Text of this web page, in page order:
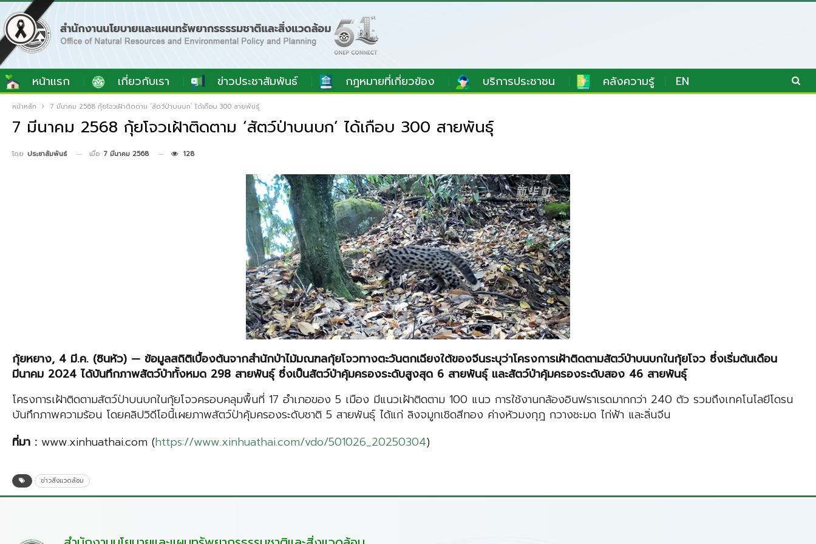
หน้าแรก เกี่ยวกับเรา ข่าวประชาสัมพันธ์ กฎหมายที่เกี่ยวข้อง บริการประชาชน คลังความรู้ EN
หน้าหลัก 7 มีนาคม 2568 กุ้ยโจวเฝ้าติดตาม ‘สัตว์ป่าบนบก’ ได้เกือบ 300 สายพันธุ์
7 มีนาคม 2568 กุ้ยโจวเฝ้าติดตาม ‘สัตว์ป่าบนบก’ ได้เกือบ 300 สายพันธุ์
โดย ประชาสัมพันธ์ เมื่อ 7 มีนาคม 2568 128
กุ้ยหยาง, 4 มี.ค. (ซินหัว) — ข้อมูลสถิติเบื้องต้นจากสำนักป่าไม้มณฑลกุ้ยโจวทางตะวันตกเฉียงใต้ของจีนระบุว่าโครงการเฝ้าติดตามสัตว์ป่าบนบกในกุ้ยโจว ซึ่งเริ่มต้นเดือน
มีนาคม 2024 ได้บันทึกภาพสัตว์ป่าทั้งหมด 298 สายพันธุ์ ซึ่งเป็นสัตว์ป่าคุ้มครองระดับสูงสุด 6 สายพันธุ์ และสัตว์ป่าคุ้มครองระดับสอง 46 สายพันธุ์
โครงการเฝ้าติดตามสัตว์ป่าบนบกในกุ้ยโจวครอบคลุมพื้นที่ 17 อำเภอของ 5 เมือง มีแนวเฝ้าติดตาม 100 แนว การใช้งานกล้องอินฟราเรดมากกว่า 240 ตัว รวมถึงเทคโนโลยีโดรน
บันทึกภาพความร้อน โดยคลิปวิดีโอนี้เผยภาพสัตว์ป่าคุ้มครองระดับชาติ 5 สายพันธุ์ ได้แก่ ลิงจมูกเชิดสีทอง ค่างหัวมงกุฎ กวางชะมด ไก่ฟ้า และลิ่นจีน
ที่มา : www.xinhuathai.com (https://www.xinhuathai.com/vdo/501026_20250304)
ข่าวสิ่งแวดล้อม